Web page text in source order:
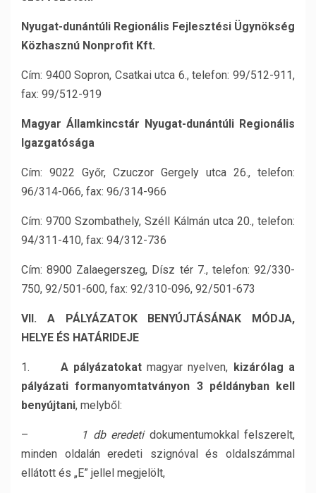
Nyugat-dunántúli Regionális Fejlesztési Ügynökség
Közhasznú Nonprofit Kft.
Cím: 9400 Sopron, Csatkai utca 6., telefon: 99/512-911,
fax: 99/512-919
Magyar Államkincstár Nyugat-dunántúli Regionális
Igazgatósága
Cím: 9022 Győr, Czuczor Gergely utca 26., telefon:
96/314-066, fax: 96/314-966
Cím: 9700 Szombathely, Széll Kálmán utca 20., telefon:
94/311-410, fax: 94/312-736
Cím: 8900 Zalaegerszeg, Dísz tér 7., telefon: 92/330-
750, 92/501-600, fax: 92/310-096, 92/501-673
VII. A PÁLYÁZATOK BENYÚJTÁSÁNAK MÓDJA,
HELYE ÉS HATÁRIDEJE
1. A pályázatokatmagyar nyelven, kizárólag a
pályázati formanyomtatványon 3 példányban kell
benyújtani, melyből:
– 1 db eredetidokumentumokkal felszerelt,
minden oldalán eredeti szignóval és oldalszámmal
ellátott és „E” jellel megjelölt,